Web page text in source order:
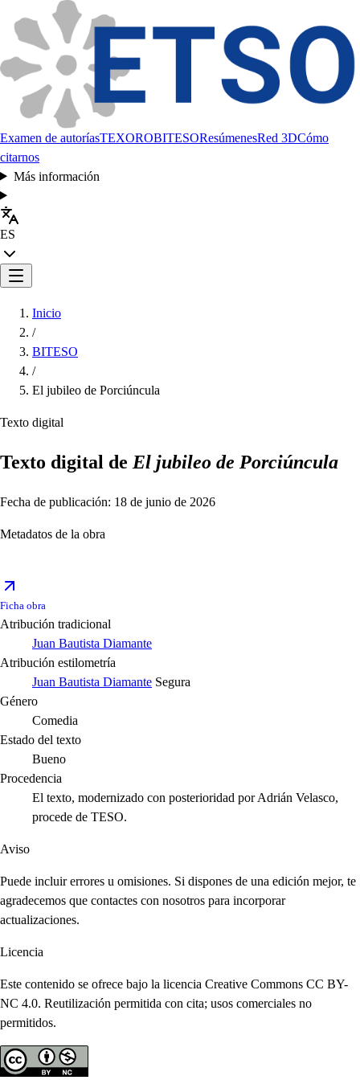
Examen de autoríasTEXOROBITESOResúmenesRed 3DCómo
citarnos
Más información
ES
Inicio
/
BITESO
/
El jubileo de Porciúncula
Texto digital
Texto digital de El jubileo de Porciúncula
Fecha de publicación: 18 de junio de 2026
Metadatos de la obra
Ficha obra
Atribución tradicional
Juan Bautista Diamante
Atribución estilometría
Juan Bautista Diamante Segura
Género
Comedia
Estado del texto
Bueno
Procedencia
El texto, modernizado con posterioridad por Adrián Velasco,
procede de TESO.
Aviso
Puede incluir errores u omisiones. Si dispones de una edición mejor, te
agradecemos que contactes con nosotros para incorporar
actualizaciones.
Licencia
Este contenido se ofrece bajo la licencia Creative Commons CC BY-
NC 4.0. Reutilización permitida con cita; usos comerciales no
permitidos.